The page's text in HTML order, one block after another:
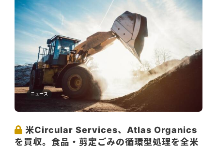
ニュース
米Circular Services、Atlas Organics
を買収。食品・剪定ごみの循環型処理を全米